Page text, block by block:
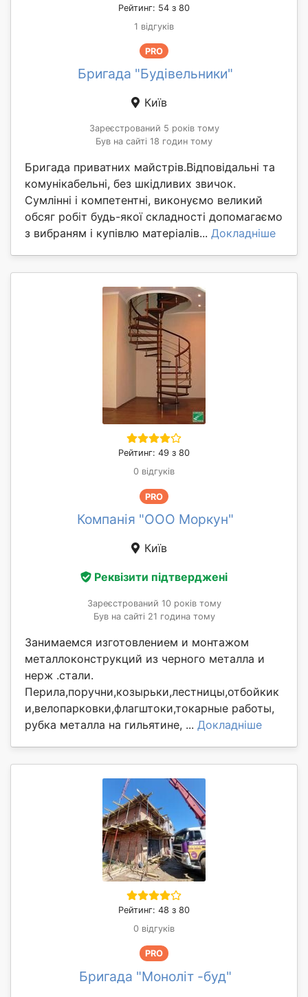
Рейтинг: 54 з 80
1 відгуків
PRO
Бригада "Будівельники"
Київ
Зареєстрований 5 років тому
Був на сайті 18 годин тому
Бригада приватних майстрів.Відповідальні та
комунікабельні, без шкідливих звичок.
Сумлінні і компетентні, виконуємо великий
обсяг робіт будь-якої складності допомагаємо
з вибраням і купівлю матеріалів... Докладніше
Рейтинг: 49 з 80
0 відгуків
PRO
Компанія "ООО Моркун"
Київ
Реквізити підтверджені
Зареєстрований 10 років тому
Був на сайті 21 година тому
Занимаемся изготовлением и монтажом
металлоконструкций из черного металла и
нерж .стали.
Перила,поручни,козырьки,лестницы,отбойкик
и,велопарковки,флагштоки,токарные работы,
рубка металла на гильятине, ... Докладніше
Рейтинг: 48 з 80
0 відгуків
PRO
Бригада "Моноліт -буд"